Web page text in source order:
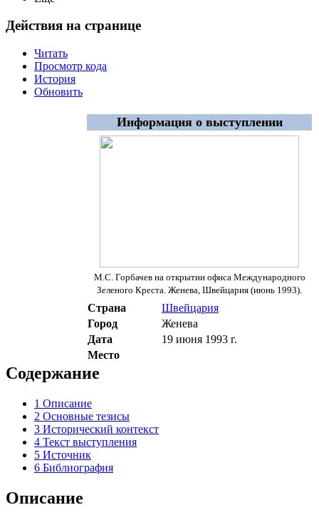
Действия на странице
Читать
Просмотр кода
История
Обновить
Информация о выступлении
М.С. Горбачев на открытии офиса Международного
Зеленого Креста. Женева, Швейцария (июнь 1993).
Страна
Швейцария
Город
Женева
Дата
19 июня 1993 г.
Место
Содержание
1 Описание
2 Основные тезисы
3 Исторический контекст
4 Текст выступления
5 Источник
6 Библиография
Описание